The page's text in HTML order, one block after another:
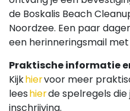
de Boskalis Beach
Noordzee. Een paar
een herinneringsmail
Praktische informatie
Kijkhiervoor meer
leeshierde spelregels
inschrijving.